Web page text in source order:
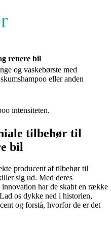
renere bil
og vaskebørste med
eller anden
intensiteten.
tilbehør til
bil
producent af tilbehør til
sig ud. Med deres
har de skabt en række
os dykke ned i historien,
og forstå, hvorfor de er det